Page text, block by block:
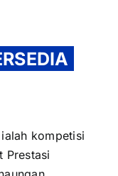
kompetisi
Prestasi